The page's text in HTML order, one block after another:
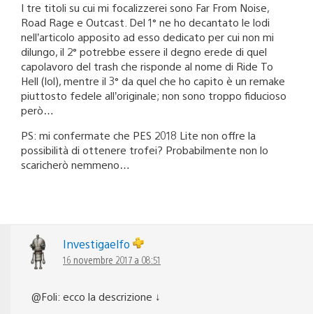
I tre titoli su cui mi focalizzerei sono Far From Noise,
Road Rage e Outcast. Del 1° ne ho decantato le lodi
nell’articolo apposito ad esso dedicato per cui non mi
dilungo, il 2° potrebbe essere il degno erede di quel
capolavoro del trash che risponde al nome di Ride To
Hell (lol), mentre il 3° da quel che ho capito è un remake
piuttosto fedele all’originale; non sono troppo fiducioso
però…
PS: mi confermate che PES 2018 Lite non offre la
possibilità di ottenere trofei? Probabilmente non lo
scaricherò nemmeno…
Investigaelfo
16 novembre 2017 a 08:51
@Foli: ecco la descrizione ↓